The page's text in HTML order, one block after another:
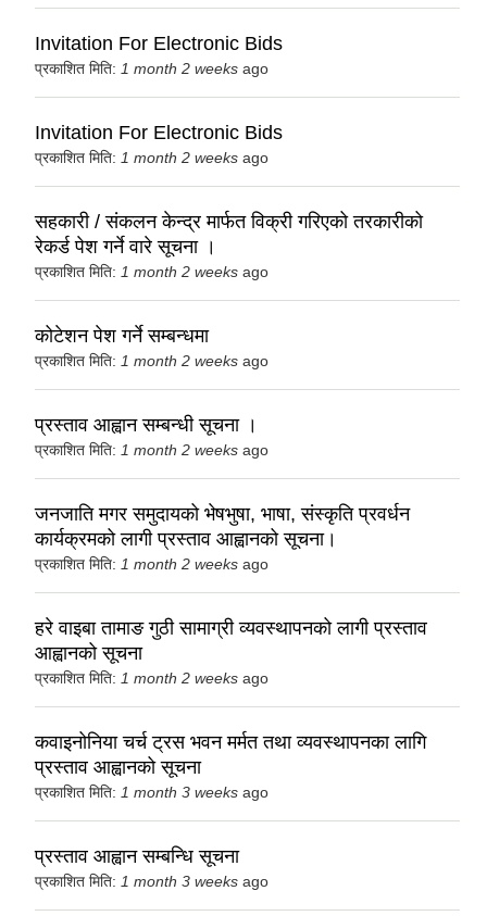
Invitation For Electronic Bids
प्रकाशित मिति: 1 month 2 weeks ago
Invitation For Electronic Bids
प्रकाशित मिति: 1 month 2 weeks ago
सहकारी / संकलन केन्द्र मार्फत विक्री गरिएको तरकारीको
रेकर्ड पेश गर्ने वारे सूचना ।
प्रकाशित मिति: 1 month 2 weeks ago
कोटेशन पेश गर्ने सम्बन्धमा
प्रकाशित मिति: 1 month 2 weeks ago
प्रस्ताव आह्वान सम्बन्धी सूचना ।
प्रकाशित मिति: 1 month 2 weeks ago
जनजाति मगर समुदायको भेषभुषा, भाषा, संस्कृति प्रवर्धन
कार्यक्रमको लागी प्रस्ताव आह्वानको सूचना।
प्रकाशित मिति: 1 month 2 weeks ago
हरे वाइबा तामाङ गुठी सामाग्री व्यवस्थापनको लागी प्रस्ताव
आह्वानको सूचना
प्रकाशित मिति: 1 month 2 weeks ago
कवाइनोनिया चर्च ट्रस भवन मर्मत तथा व्यवस्थापनका लागि
प्रस्ताव आह्वानको सूचना
प्रकाशित मिति: 1 month 3 weeks ago
प्रस्ताव आह्वान सम्बन्धि सूचना
प्रकाशित मिति: 1 month 3 weeks ago